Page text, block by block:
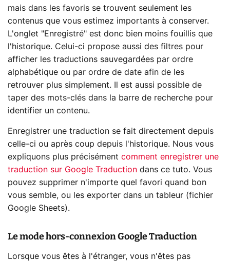
mais dans les favoris se trouvent seulement les
contenus que vous estimez importants à conserver.
L'onglet "Enregistré" est donc bien moins fouillis que
l'historique. Celui-ci propose aussi des filtres pour
afficher les traductions sauvegardées par ordre
alphabétique ou par ordre de date afin de les
retrouver plus simplement. Il est aussi possible de
taper des mots-clés dans la barre de recherche pour
identifier un contenu.
Enregistrer une traduction se fait directement depuis
celle-ci ou après coup depuis l'historique. Nous vous
expliquons plus précisément comment enregistrer une
traduction sur Google Traduction dans ce tuto. Vous
pouvez supprimer n'importe quel favori quand bon
vous semble, ou les exporter dans un tableur (fichier
Google Sheets).
Le mode hors-connexion Google Traduction
Lorsque vous êtes à l'étranger, vous n'êtes pas